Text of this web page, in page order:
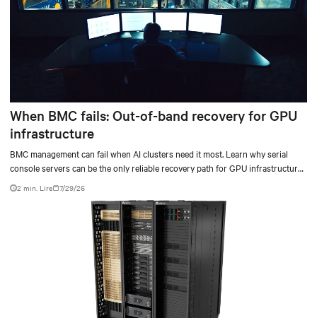
When BMC fails: Out-of-band recovery for GPU
infrastructure
BMC management can fail when AI clusters need it most. Learn why serial
console servers can be the only reliable recovery path for GPU infrastructure
at scale.
2 min. Lire 7/29/26